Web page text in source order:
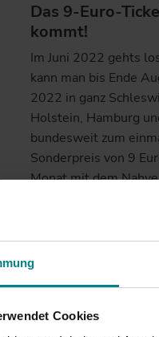
Cookies
Das 9-Euro-
kommt!
Im Juni 2022 gehts
kann man bis Ende
2022 in ganz
Holstein, Hamburg
bundesweit zum
Sonderpreis von 9
Monat mit dem
der Bundesregierung.